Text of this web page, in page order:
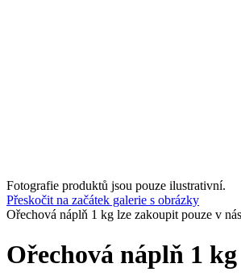
Fotografie produktů jsou pouze ilustrativní.
Přeskočit na začátek galerie s obrázky
Ořechová náplň 1 kg lze zakoupit pouze v
Ořechová náplň 1 kg